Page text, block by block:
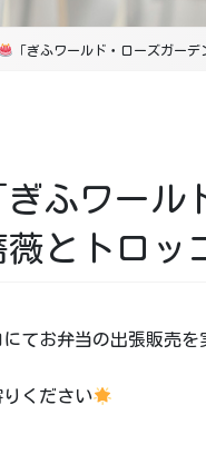
「ぎふワールド・ローズガーデ
ぎふワー
とトロッ
てお弁当の出張販売を
ください